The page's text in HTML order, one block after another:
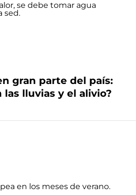
gran parte del país:
las lluvias y el alivio?